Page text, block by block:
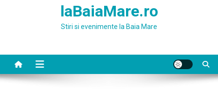
laBaiaMare.ro
Stiri si evenimente la Baia Mare